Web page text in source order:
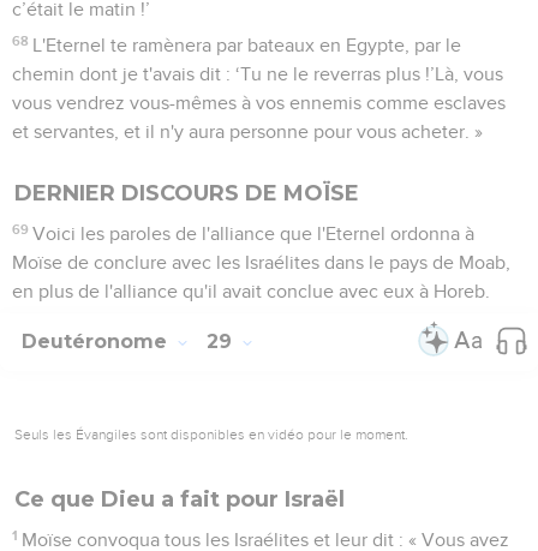
c’était le matin !’
68 L'Eternel te ramènera par bateaux en Egypte, par le
chemin dont je t'avais dit : ‘Tu ne le reverras plus !’Là, vous
vous vendrez vous-mêmes à vos ennemis comme esclaves
et servantes, et il n'y aura personne pour vous acheter. »
DERNIER DISCOURS DE MOÏSE
69 Voici les paroles de l'alliance que l'Eternel ordonna à
Moïse de conclure avec les Israélites dans le pays de Moab,
en plus de l'alliance qu'il avait conclue avec eux à Horeb.
Deutéronome 29
Seuls les Évangiles sont disponibles en vidéo pour le moment.
Ce que Dieu a fait pour Israël
1 Moïse convoqua tous les Israélites et leur dit : « Vous avez